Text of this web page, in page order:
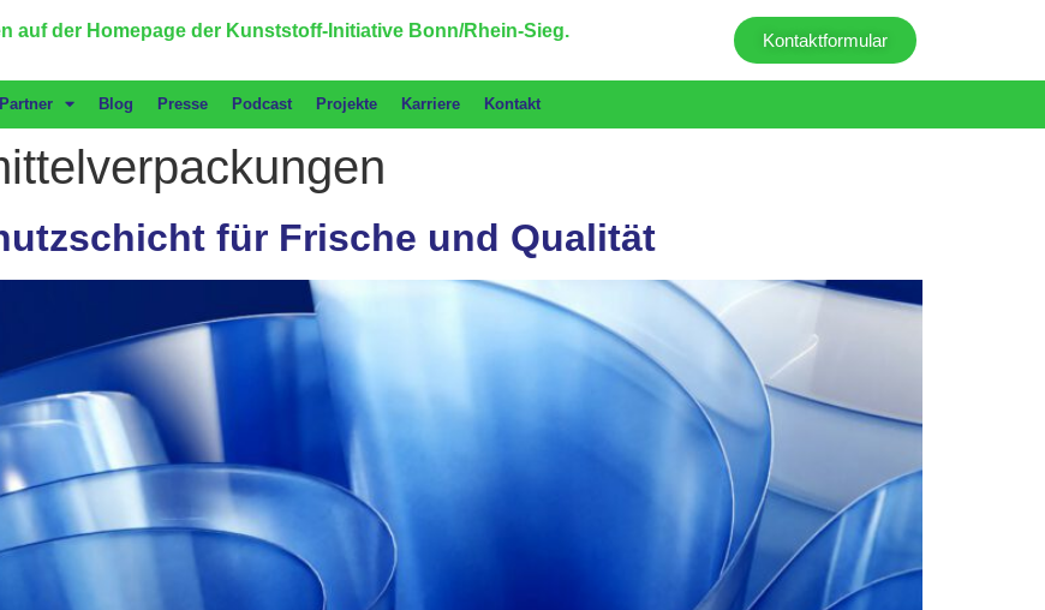
auf der Homepage der Kunststoff-Initiative Bonn/Rhein-Sieg. Kontaktformular
Partner Blog Presse Podcast Projekte Karriere Kontakt
für Frische und Qualität